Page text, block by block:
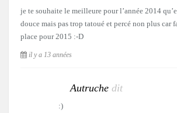
je te souhaite le meilleure pour l’année 2014
douce mais pas trop tatoué et percé non plus car
place pour 2015 :-D
il y a 13 années
Autruche dit
:)